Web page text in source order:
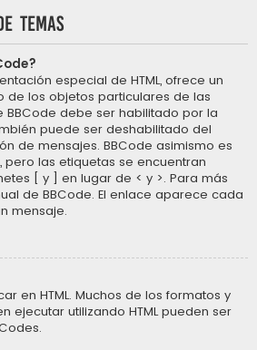
temas
especial de HTML, ofrece un
de los objetos particulares de las
BBCode debe ser habilitado por la
puede ser deshabilitado del
de mensajes. BBCode asimismo es
pero las etiquetas se encuentran
[ y ] en lugar de < y >. Para más
de BBCode. El enlace aparece cada
mensaje.
en HTML. Muchos de los formatos y
ejecutar utilizando HTML pueden ser